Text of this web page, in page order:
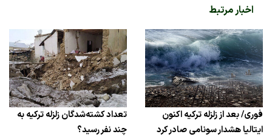
اخبار مرتبط
فوری/ بعد از زلزله ترکیه اکنون
ایتالیا هشدار سونامی صادر کرد
تعداد کشته‌شدگان زلزله ترکیه به
چند نفر رسید؟